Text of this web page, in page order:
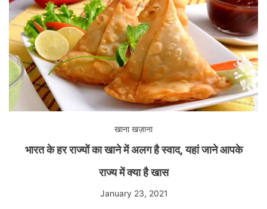
खाना खज़ाना
भारत के हर राज्यों का खाने में अलग है स्वाद, यहां जाने आपके
राज्य में क्या है खास
January 23, 2021